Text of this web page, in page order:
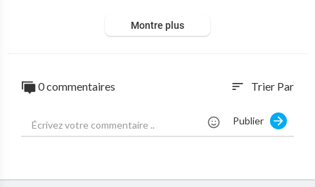
Montre plus
0 commentaires sort Trier Par
Publier